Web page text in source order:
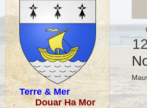
Terre & Mer
Douar Ha Mor